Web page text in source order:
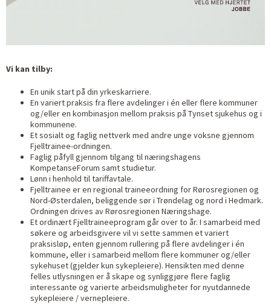
Vi kan tilby:
En unik start på din yrkeskarriere.
En variert praksis fra flere avdelinger i én eller flere kommuner
og/eller en kombinasjon mellom praksis på Tynset sjukehus og i
kommunene.
Et sosialt og faglig nettverk med andre unge voksne gjennom
Fjelltrainee-ordningen.
Faglig påfyll gjennom tilgang til næringshagens
KompetanseForum samt studietur.
Lønn i henhold til tariffavtale.
Fjelltrainee er en regional traineeordning for Rørosregionen og
Nord-Østerdalen, beliggende sør i Trøndelag og nord i Hedmark.
Ordningen drives av Rørosregionen Næringshage.
Et ordinært Fjelltraineeprogram går over to år. I samarbeid med
søkere og arbeidsgivere vil vi sette sammen et variert
praksisløp, enten gjennom rullering på flere avdelinger i én
kommune, eller i samarbeid mellom flere kommuner og/eller
sykehuset (gjelder kun sykepleiere). Hensikten med denne
felles utlysningen er å skape og synliggjøre flere faglig
interessante og varierte arbeidsmuligheter for nyutdannede
sykepleiere / vernepleiere.